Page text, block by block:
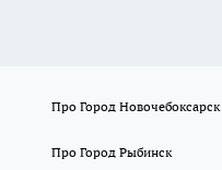
Про Город Новочебоксарск
Про Город Рыбинск